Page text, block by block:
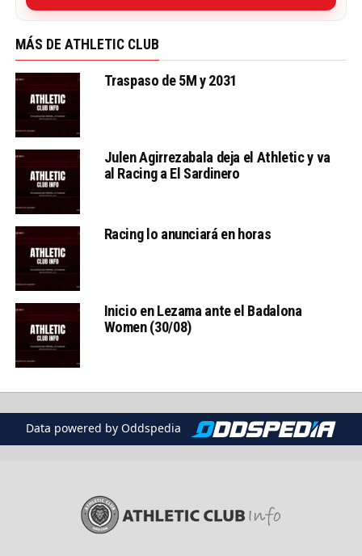
MÁS DE ATHLETIC CLUB
Traspaso de 5M y 2031
Julen Agirrezabala deja el Athletic y va
al Racing a El Sardinero
Racing lo anunciará en horas
Inicio en Lezama ante el Badalona
Women (30/08)
Data powered by Oddspedia